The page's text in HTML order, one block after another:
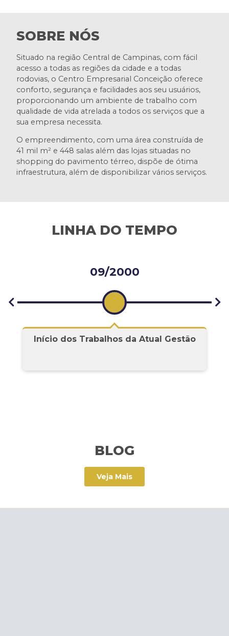
SOBRE NÓS
Situado na região Central de Campinas, com fácil
acesso a todas as regiões da cidade e a todas
rodovias, o Centro Empresarial Conceição oferece
conforto, segurança e facilidades aos seu usuários,
proporcionando um ambiente de trabalho com
qualidade de vida atrelada a todos os serviços que a
sua empresa necessita.
O empreendimento, com uma área construída de
41 mil m² e 448 salas além das lojas situadas no
shopping do pavimento térreo, dispõe de ótima
infraestrutura, além de disponibilizar vários serviços.
LINHA DO TEMPO
09/2000
Início dos Trabalhos da Atual Gestão
BLOG
Veja Mais